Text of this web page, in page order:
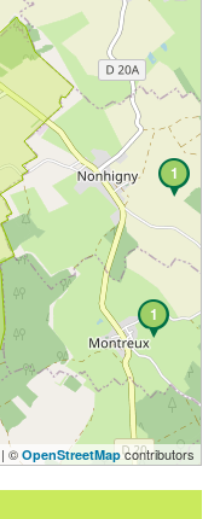
1
1
| © OpenStreetMapcontributors